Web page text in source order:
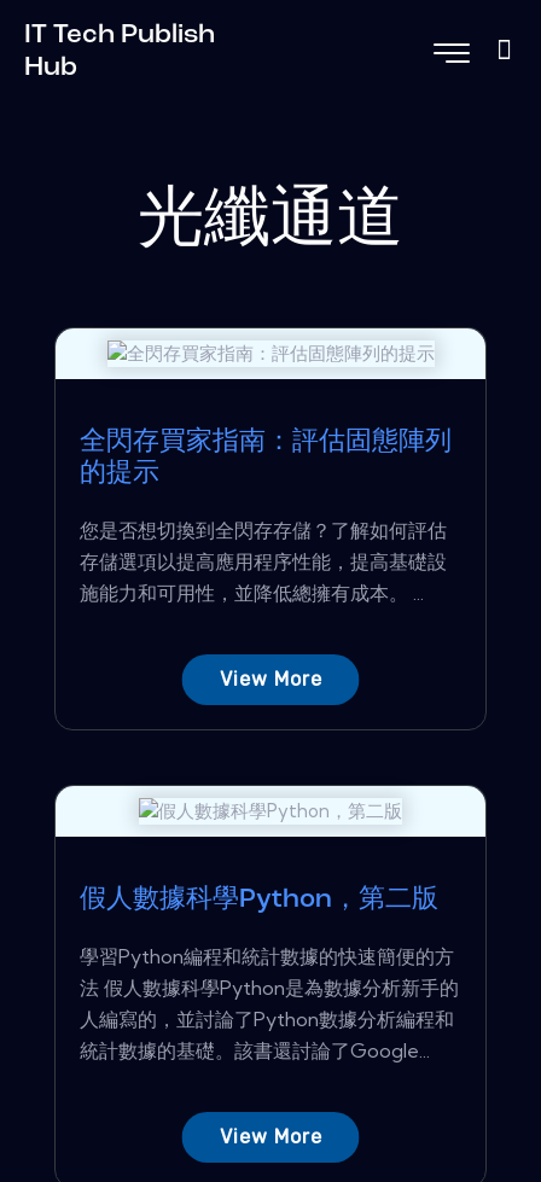
IT Tech Publish
Hub
光纖通道
全閃存買家指南：評估固態陣列
的提示
您是否想切換到全閃存存儲？了解如何評估
存儲選項以提高應用程序性能，提高基礎設
施能力和可用性，並降低總擁有成本。 ...
View More
假人數據科學Python，第二版
學習Python編程和統計數據的快速簡便的方
法 假人數據科學Python是為數據分析新手的
人編寫的，並討論了Python數據分析編程和
統計數據的基礎。該書還討論了Google...
View More